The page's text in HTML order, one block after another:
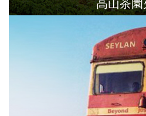
高山茶園
錫蘭茶，搭一段世上最
途欣賞美麗茶